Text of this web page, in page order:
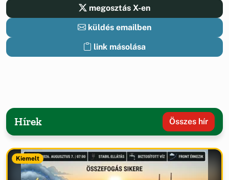
megosztás X-en
küldés emailben
link másolása
Hírek Összes hír
Kiemelt